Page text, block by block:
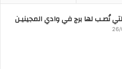
نُصـب لها برج في وادي المجينيـن